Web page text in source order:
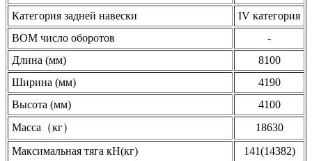
Категория задней навески
IV категория
ВОМ число оборотов
-
Длина (мм)
8100
Ширина (мм)
4190
Высота (мм)
4100
Масса（кг）
18630
Максимальная тяга кН(кг)
141(14382)